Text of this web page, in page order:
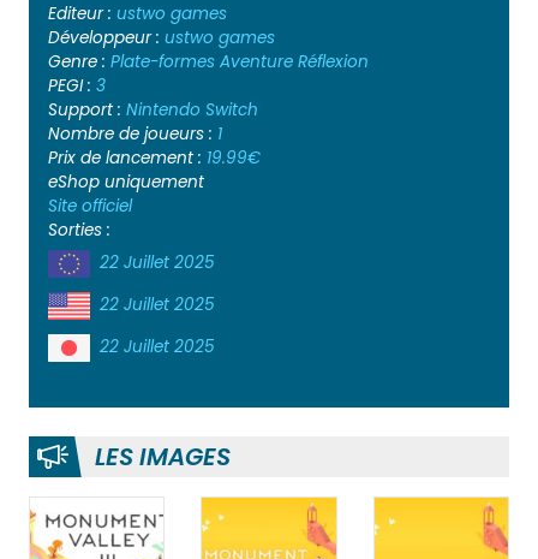
Editeur : ustwo games
Développeur : ustwo games
Genre : Plate-formes Aventure Réflexion
PEGI : 3
Support : Nintendo Switch
Nombre de joueurs : 1
Prix de lancement : 19.99€
eShop uniquement
Site officiel
Sorties :
22 Juillet 2025
22 Juillet 2025
22 Juillet 2025
LES IMAGES